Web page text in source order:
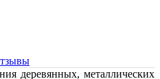
деревянных, металлических